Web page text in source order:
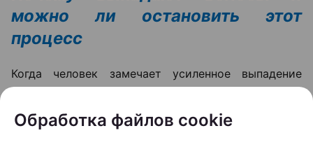
Обработка файлов cookie